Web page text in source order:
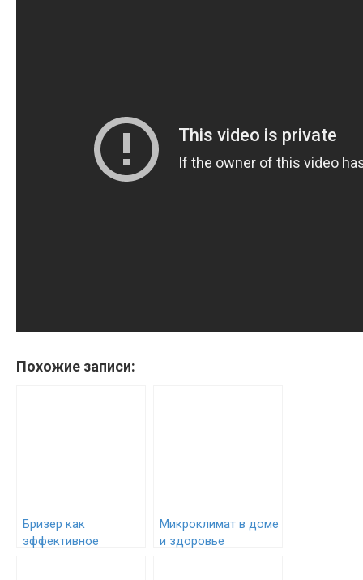
Похожие записи:
Бризер как
эффективное
Микроклимат в доме
и здоровье